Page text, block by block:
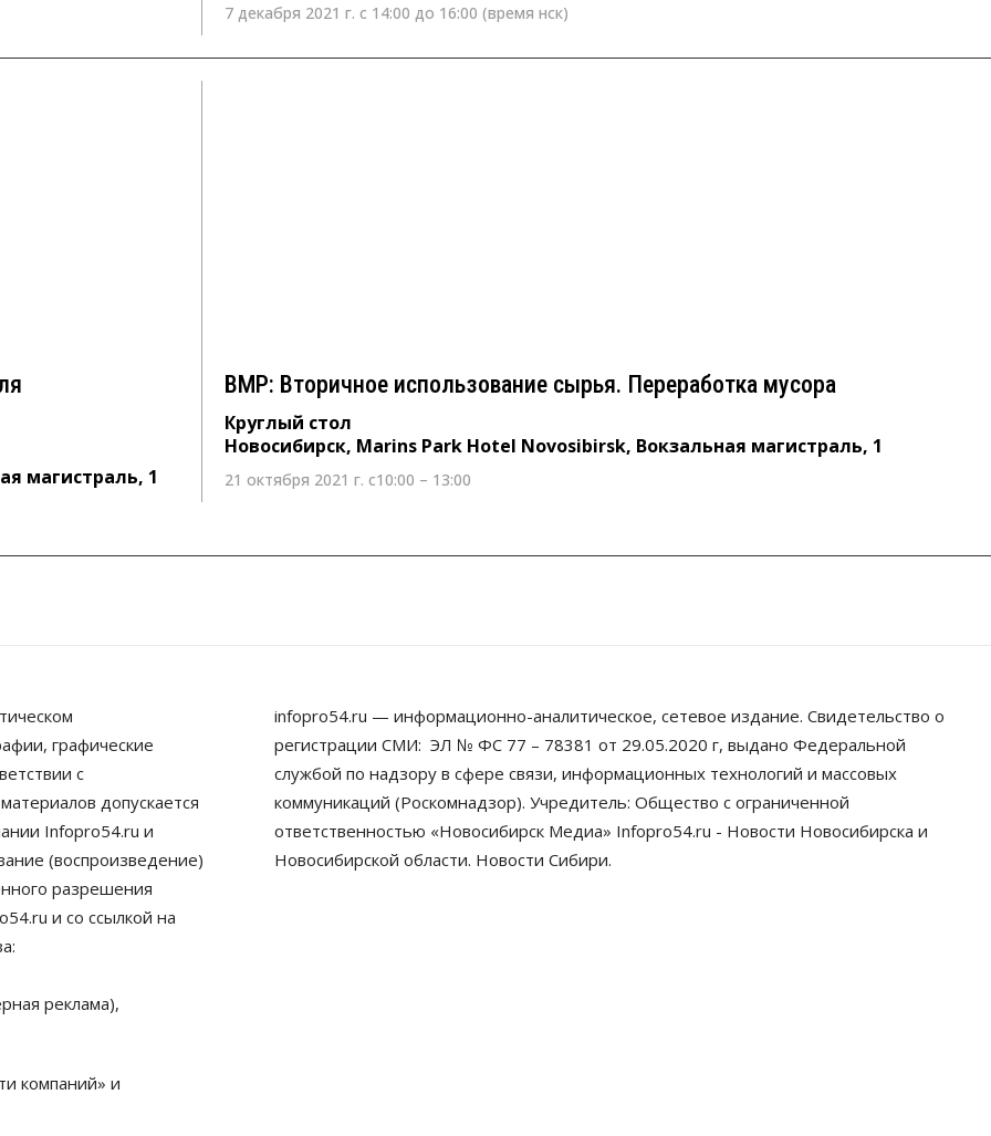
7 декабря 2021 г. с 14:00 до 16:00 (время нск)
магистраль, 1
ВМР: Вторичное использование сырья. Переработка мусора
Круглый стол
Новосибирск, Marins Park Hotel Novosibirsk, Вокзальная магистраль, 1
21 октября 2021 г. с10:00 – 13:00
графические
с
допускается
Infopro54.ru и
(воспроизведение)
разрешения
и со ссылкой на
реклама),
компаний» и
infopro54.ru — информационно-аналитическое, сетевое издание. Свидетельство о
регистрации СМИ: ЭЛ № ФС 77 – 78381 от 29.05.2020 г, выдано Федеральной
службой по надзору в сфере связи, информационных технологий и массовых
коммуникаций (Роскомнадзор). Учредитель: Общество с ограниченной
ответственностью «Новосибирск Медиа» Infopro54.ru - Новости Новосибирска и
Новосибирской области. Новости Сибири.